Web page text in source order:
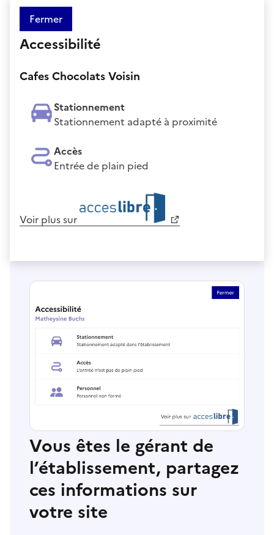
Fermer
Accessibilité
Cafes Chocolats Voisin
Stationnement
Stationnement adapté à proximité
Accès
Entrée de plain pied
Voir plus sur
Vous êtes le gérant de
l’établissement, partagez
ces informations sur
votre site